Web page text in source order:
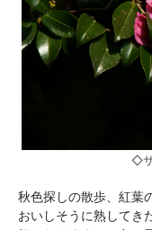
◇サ
秋色探しの散歩、紅葉
おいしそうに熟してき